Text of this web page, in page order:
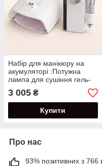
Набір для манікюру на
акумуляторі :Потужна
лампа для сушіння гель-
лаку K-8 60 Вт+фрезер
портативний UV-501-35 Вт
на акумуляторі.
3 005 ₴
Купити
Про нас
93% позитивних з 766